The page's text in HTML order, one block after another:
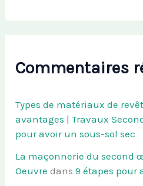
Commentaires
Types de matériaux de
avantages | Travaux
pour avoir un sous-sol sec
La maçonnerie du second
Oeuvre dans9 étapes pour